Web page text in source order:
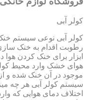
کولر آبی
کولر آبی نوعی سیستم
رطوبت اقدام به خنک
ابزار برای خنک کردن
هوای خشک وارد محیط
موجود در آن خنک شده و
سیستم کولر آبی هر چه
اختلاف دمای هوایی که